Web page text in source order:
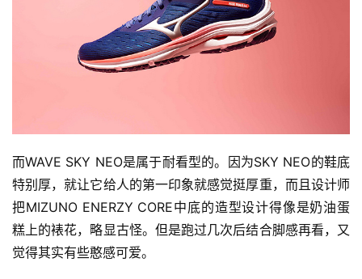
而WAVE SKY NEO是属于耐看型的。因为SKY NEO的鞋底
特别厚，就让它给人的第一印象就感觉挺厚重，而且设计师
把MIZUNO ENERZY CORE中底的造型设计得像是奶油蛋
糕上的裱花，略显古怪。但是跑过几次后结合脚感再看，又
觉得其实有些憨感可爱。